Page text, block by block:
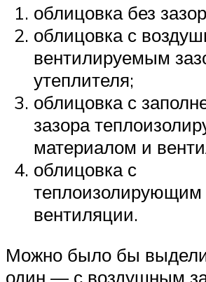
облицовка без
облицовка с
вентилируемым
утеплителя;
облицовка с
зазора
материалом и
облицовка с
теплоизолирующим
вентиляции.
Можно было бы
один — с воздушным